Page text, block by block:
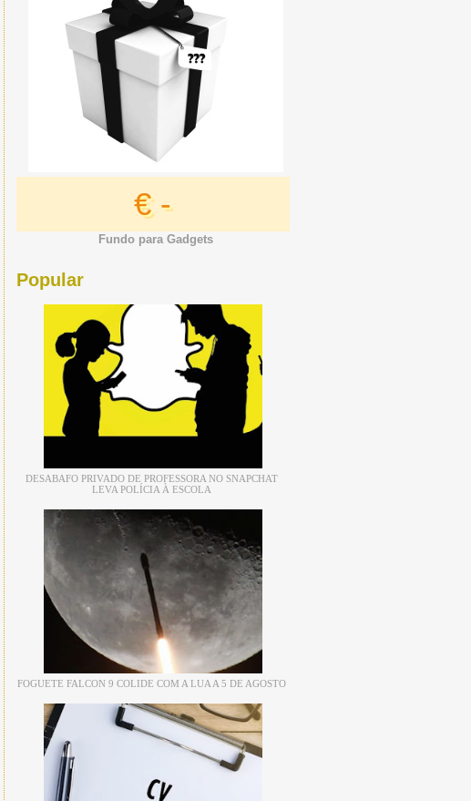
€ -
Fundo para Gadgets
Popular
DESABAFO PRIVADO DE PROFESSORA NO SNAPCHAT
LEVA POLÍCIA À ESCOLA
FOGUETE FALCON 9 COLIDE COM A LUA A 5 DE AGOSTO